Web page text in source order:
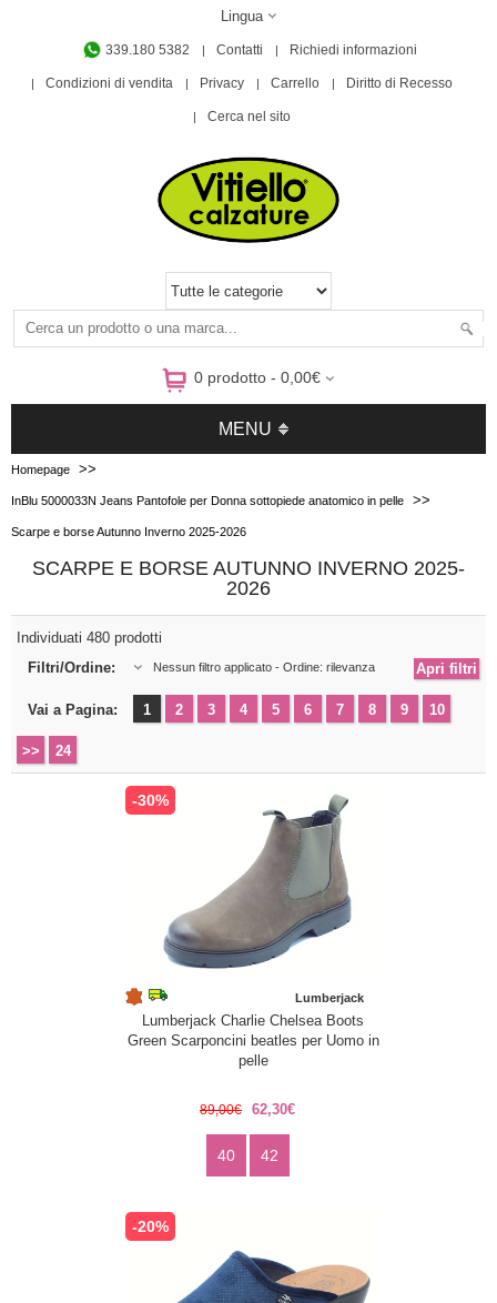
Lingua
339.180 5382 Contatti Richiedi informazioni
Condizioni di vendita Privacy Carrello Diritto di Recesso
Cerca nel sito
0 prodotto - 0,00€
MENU
Homepage >>
InBlu 5000033N Jeans Pantofole per Donna sottopiede anatomico in pelle >>
Scarpe e borse Autunno Inverno 2025-2026
SCARPE E BORSE AUTUNNO INVERNO 2025-
2026
Individuati 480 prodotti
Filtri/Ordine:
Nessun filtro applicato - Ordine: rilevanza
Vai a Pagina: 1 2 3 4 5 6 7 8 9 10
>> 24
-30%
Lumberjack
Lumberjack Charlie Chelsea Boots
Green Scarponcini beatles per Uomo in
pelle
89,00€ 62,30€
40 42
-20%